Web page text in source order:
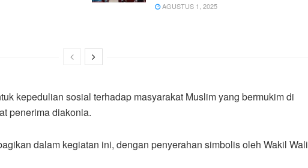
AGUSTUS 1, 2025
kepedulian sosial terhadap masyarakat Muslim yang bermukim di
penerima diakonia.
dalam kegiatan ini, dengan penyerahan simbolis oleh Wakil Wali